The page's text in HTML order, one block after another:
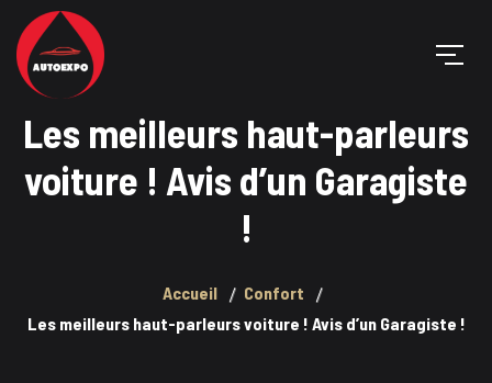
Les meilleurs haut-parleurs
voiture ! Avis d’un Garagiste
!
Accueil
Confort
Les meilleurs haut-parleurs voiture ! Avis d’un Garagiste !